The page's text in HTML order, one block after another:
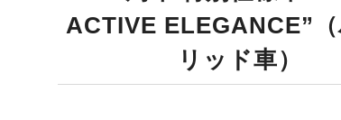
ACTIVE ELEGANCE”
リッド車）